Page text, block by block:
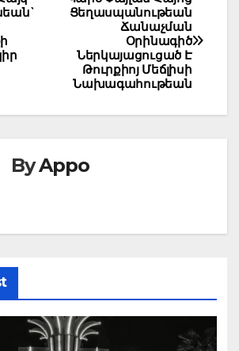
Ցեղասպանութեան
Ճանաչման
Օրինագիծ
Ներկայացուցած Է
Թուրքիոյ Մեճլիսի
Նախագահութեան
ByAppo